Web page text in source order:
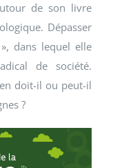
de son livre
Dépasser
dans lequel elle
de société.
doit-il ou peut-il
?